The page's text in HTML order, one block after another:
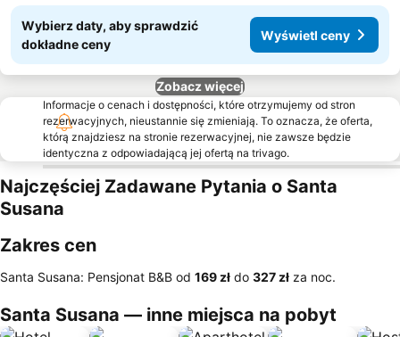
Wybierz daty, aby sprawdzić
dokładne ceny
Wyświetl ceny
Zobacz więcej
Informacje o cenach i dostępności, które otrzymujemy od stron
rezerwacyjnych, nieustannie się zmieniają. To oznacza, że oferta,
którą znajdziesz na stronie rezerwacyjnej, nie zawsze będzie
identyczna z odpowiadającą jej ofertą na trivago.
Najczęściej Zadawane Pytania o Santa
Susana
Zakres cen
Santa Susana: Pensjonat B&B od ‎169 zł do ‎327 zł za noc.
Santa Susana — inne miejsca na pobyt